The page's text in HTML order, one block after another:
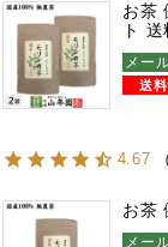
お茶
ト
メー
4.67
お茶
メー